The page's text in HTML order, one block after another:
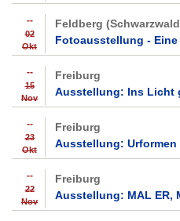
--
02
Okt
Feldberg
Fotoausstellung -
--
15
Nov
Freiburg
Ausstellung: Ins Licht
--
23
Okt
Freiburg
Ausstellung:
--
22
Nov
Freiburg
Ausstellung: MAL ER,